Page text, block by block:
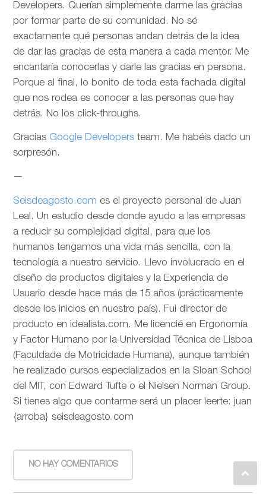
Developers. Querían simplemente darme las gracias
por formar parte de su comunidad. No sé
exactamente qué personas andan detrás de la idea
de dar las gracias de esta manera a cada mentor. Me
encantaría conocerlas y darle las gracias en persona.
Porque al final, lo bonito de toda esta fachada digital
que nos rodea es conocer a las personas que hay
detrás. No los click-throughs.
Gracias Google Developers team. Me habéis dado un
sorpresón.
—
Seisdeagosto.com es el proyecto personal de Juan
Leal. Un estudio desde donde ayudo a las empresas
a reducir su complejidad digital, para que los
humanos tengamos una vida más sencilla, con la
tecnología a nuestro servicio. Llevo involucrado en el
diseño de productos digitales y la Experiencia de
Usuario desde hace más de 15 años (prácticamente
desde los inicios en nuestro país). Fui director de
producto en idealista.com. Me licencié en Ergonomía
y Factor Humano por la Universidad Técnica de Lisboa
(Faculdade de Motricidade Humana), aunque también
he realizado cursos especializados en la Sloan School
del MIT, con Edward Tufte o el Nielsen Norman Group.
Si tienes algo que contarme será un placer leerte: juan
{arroba} seisdeagosto.com
NO HAY COMENTARIOS